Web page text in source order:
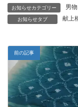
お知らせカテゴリー 男物
お知らせタブ 献上
前の記事